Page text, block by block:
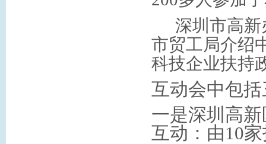
深圳市高
市贸工局介绍
科技企业扶持
互动会中包
一是深圳高
互动：由10